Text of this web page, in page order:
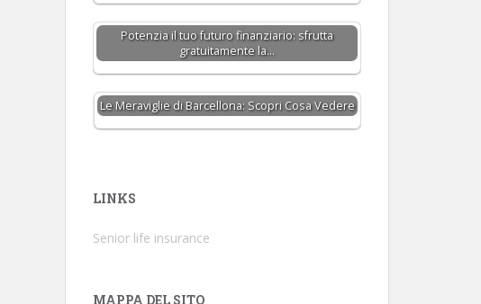
Potenzia il tuo futuro finanziario: sfrutta
gratuitamente la…
Le Meraviglie di Barcellona: Scopri Cosa Vedere
LINKS
Senior life insurance
MAPPA DEL SITO